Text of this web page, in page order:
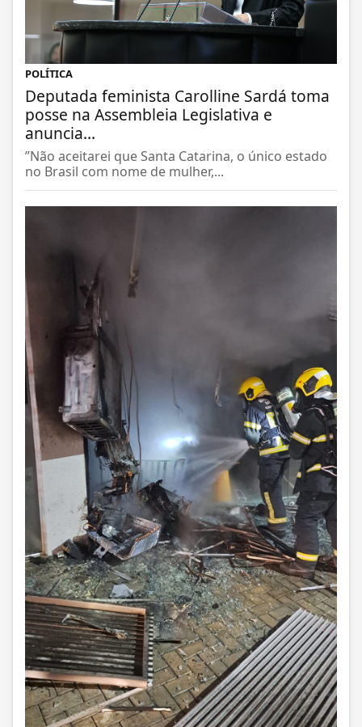
POLÍTICA
Deputada feminista Carolline Sardá toma
posse na Assembleia Legislativa e
anuncia...
”Não aceitarei que Santa Catarina, o único estado
no Brasil com nome de mulher,...